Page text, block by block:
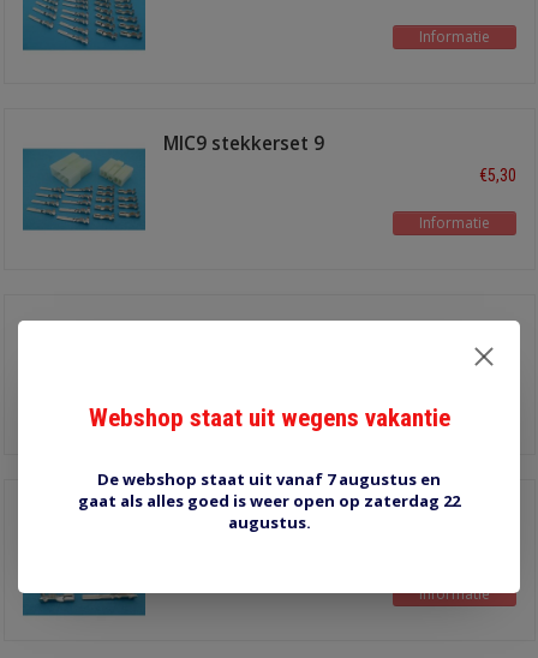
Informatie
MIC9 stekkerset 9
€5,30
Informatie
MIC7 stekkerset 7
€4,30
Informatie
MIC5 stekkerset 5
Informatie
Webshop staat uit wegens vakantie
De webshop staat uit vanaf 7 augustus en
gaat als alles goed is weer open op zaterdag 22
augustus.